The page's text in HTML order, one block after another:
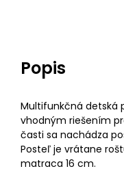
Popis
Multifunkčná detská
vhodným riešením
časti sa nachádza
Posteľ je vrátane
matraca 16 cm.